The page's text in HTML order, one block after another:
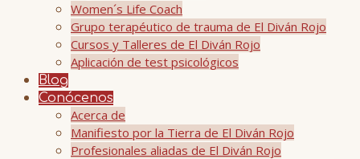
Women´s Life Coach
Grupo terapéutico de trauma de El Diván Rojo
Cursos y Talleres de El Diván Rojo
Aplicación de test psicológicos
Blog
Conócenos
Acerca de
Manifiesto por la Tierra de El Diván Rojo
Profesionales aliadas de El Diván Rojo